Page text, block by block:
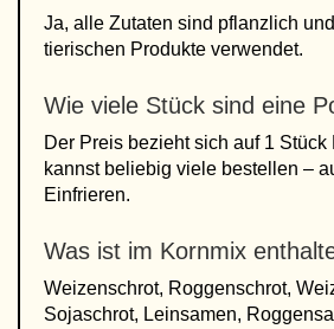
Ja, alle Zutaten sind pflanzlich
tierischen Produkte verwendet.
Wie viele Stück sind eine
Der Preis bezieht sich auf 1 Stück
kannst beliebig viele bestellen –
Einfrieren.
Was ist im Kornmix
Weizenschrot, Roggenschrot,
Sojaschrot, Leinsamen,